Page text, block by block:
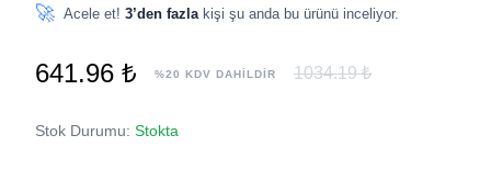
🚀 Acele et! 3’den fazla kişi şu anda bu ürünü inceliyor.
641.96 ₺ %20 KDV DAHİLDİR 1034.19 ₺
Stok Durumu: Stokta